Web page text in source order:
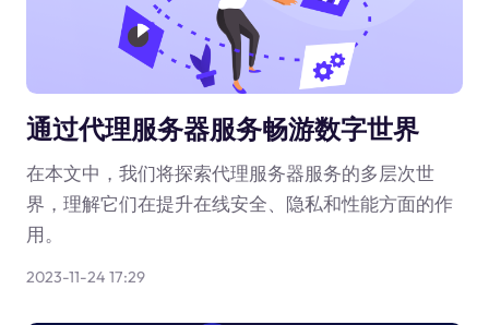
通过代理服务器服务畅游数字世界
在本文中，我们将探索代理服务器服务的多层次世
界，理解它们在提升在线安全、隐私和性能方面的作
用。
2023-11-24 17:29